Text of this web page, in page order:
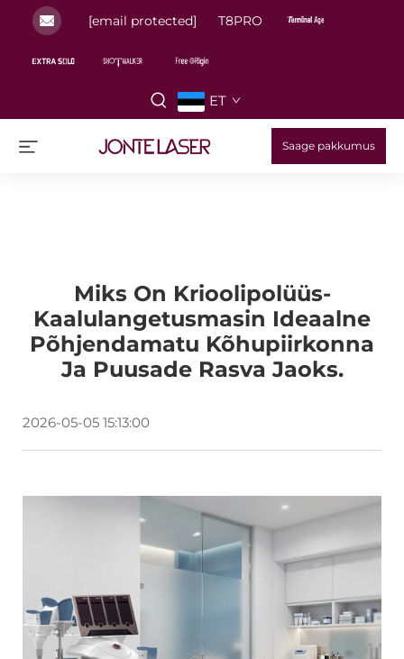
[email protected] T8PRO
ET
Saage pakkumus
Miks On Krioolipolüüs-
Kaalulangetusmasin Ideaalne
Põhjendamatu Kõhupiirkonna
Ja Puusade Rasva Jaoks.
2026-05-05 15:13:00